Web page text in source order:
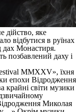
дійство, яке
відбутися в руїнах
дах Монастиря.
позбавлений даху і
MMXXV», їхня
епохи Відродження
крайні світи музики
Миколая